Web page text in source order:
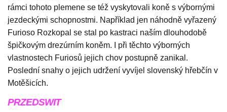
rámci tohoto plemene se též vyskytovali koně s výbornými
jezdeckými schopnostmi. Například jen náhodně vyřazený
Furioso Rozkopal se stal po kastraci naším dlouhodobě
špičkovým drezúrním koněm. I při těchto výborných
vlastnostech Furiosů jejich chov postupně zanikal.
Poslední snahy o jejich udržení vyvíjel slovenský hřebčín v
Motěšicích.
PRZEDSWIT